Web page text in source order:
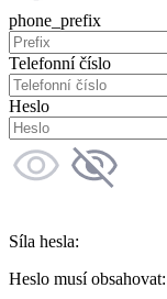
phone_prefix
Telefonní číslo
Heslo
Síla hesla:
Heslo musí obsahovat: